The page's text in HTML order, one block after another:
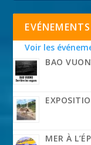
EVÉNEMENTS
Voir les
BAO
MER À